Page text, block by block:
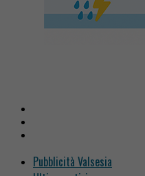
Pubblicità Valsesia